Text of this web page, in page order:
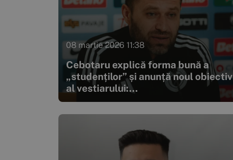
08 martie 2026 11:38
Cebotaru explică forma bună a
„studenților” și anunță noul obiectiv
al vestiarului:...